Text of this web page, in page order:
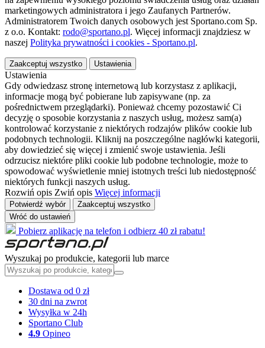
marketingowych administratora i jego Zaufanych Partnerów.
Administratorem Twoich danych osobowych jest Sportano.com Sp.
z o.o. Kontakt: rodo@sportano.pl. Więcej informacji znajdziesz w
naszej Polityka prywatności i cookies - Sportano.pl.
Zaakceptuj wszystko Ustawienia
Ustawienia
Gdy odwiedzasz stronę internetową lub korzystasz z aplikacji,
informacje mogą być pobierane lub zapisywane (np. za
pośrednictwem przeglądarki). Ponieważ chcemy pozostawić Ci
decyzję o sposobie korzystania z naszych usług, możesz sam(a)
kontrolować korzystanie z niektórych rodzajów plików cookie lub
podobnych technologii. Kliknij na poszczególne nagłówki kategorii,
aby dowiedzieć się więcej i zmienić swoje ustawienia. Jeśli
odrzucisz niektóre pliki cookie lub podobne technologie, może to
spowodować wyświetlenie mniej istotnych treści lub niedostępność
niektórych funkcji naszych usług.
Rozwiń opis Zwiń opis Więcej informacji
Potwierdź wybór
Zaakceptuj wszystko
Wróć do ustawień
Pobierz aplikację na telefon i odbierz 40 zł rabatu!
Wyszukaj po produkcie, kategorii lub marce
Dostawa od 0 zł
30 dni na zwrot
Wysyłka w 24h
Sportano Club
4.9 Opineo